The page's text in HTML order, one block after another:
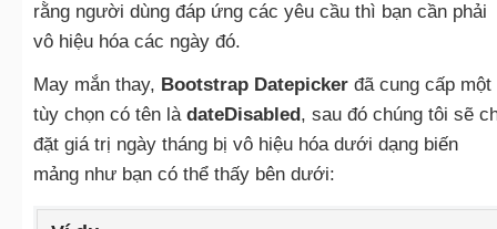
rằng người dùng đáp ứng các yêu cầu thì bạn cần phải
vô hiệu hóa các ngày đó.
May mắn thay, Bootstrap Datepicker đã cung cấp một
tùy chọn có tên là dateDisabled, sau đó chúng tôi sẽ
đặt giá trị ngày tháng bị vô hiệu hóa dưới dạng biến
mảng như bạn có thể thấy bên dưới: